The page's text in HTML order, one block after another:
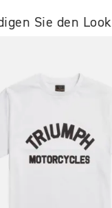
Sie den Look